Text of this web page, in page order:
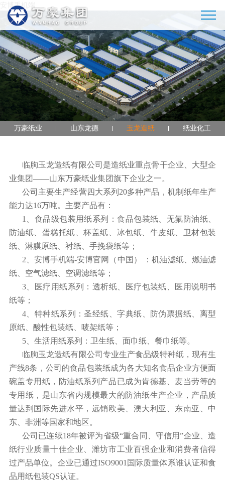
安博手机端
万豪纸业 山东龙德 玉龙造纸 纸业化工
临朐玉龙造纸有限公司是造纸业重点骨干企业、大型企
业集团——山东万豪纸业集团旗下企业之一。
公司主要生产经营四大系列20多种产品，机制纸年生产
能力达16万吨。主要产品有：
1、食品级包装用纸系列：食品包装纸、无氟防油纸、
防油纸、蛋糕托纸、杯盖纸、冰包纸、牛皮纸、卫材包装
纸、淋膜原纸、衬纸、手挽袋纸等；
2、安博手机端-安博官网（中国） ：机油滤纸、燃油滤
纸、空气滤纸、空调滤纸等；
3、医疗用纸系列：透析纸、医疗包装纸、医用说明书
纸等；
4、特种纸系列：圣经纸、字典纸、防伪票据纸、离型
原纸、酸性包装纸、唛架纸等；
5、生活用纸系列：卫生纸、面巾纸、餐巾纸等。
临朐玉龙造纸有限公司专业生产食品级特种纸，现有生
产线8条，公司的食品包装纸成为各大知名食品企业方便面
碗盖专用纸，防油纸系列产品已成为肯德基、麦当劳等的
专用纸，是山东省内规模最大的防油纸生产企业，产品质
量达到国际先进水平，远销欧美、澳大利亚、东南亚、中
东、非洲等国家和地区。
公司已连续18年被评为省级“重合同、守信用”企业、造
纸行业质量十佳企业、潍坊市工业百强企业和消费者信得
过产品单位。企业已通过ISO9001国际质量体系谁认证和食
品用纸包装QS认证。